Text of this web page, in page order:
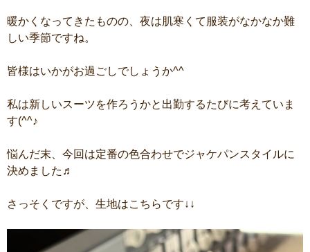
暖かくなってきたものの、夜は肌寒くて服装がなかなか難
しい季節ですね。
皆様はいかがお過ごしでしょうか^^
私は新しいスーツを作ろうかと出勤するたびに考えていま
す(^^♪
悩んだ末、今回は定番の色合わせでジャケパンスタイルに
決めました♬
さっそくですが、生地はこちらです↓↓